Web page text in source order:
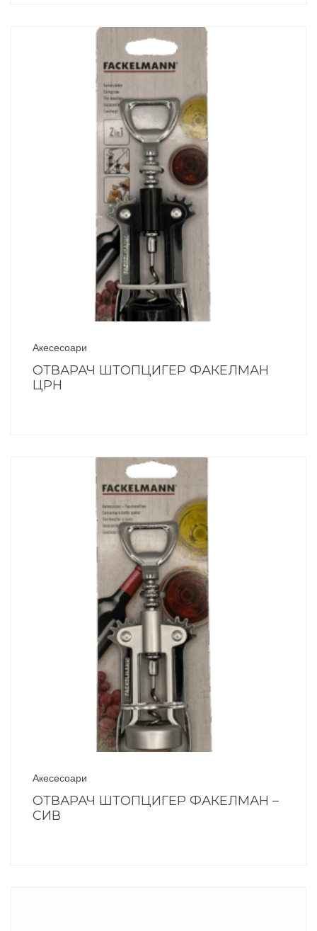
Акесесоари
ОТВАРАЧ ШТОПЦИГЕР ФАКЕЛМАН
ЦРН
Акесесоари
ОТВАРАЧ ШТОПЦИГЕР ФАКЕЛМАН –
СИВ